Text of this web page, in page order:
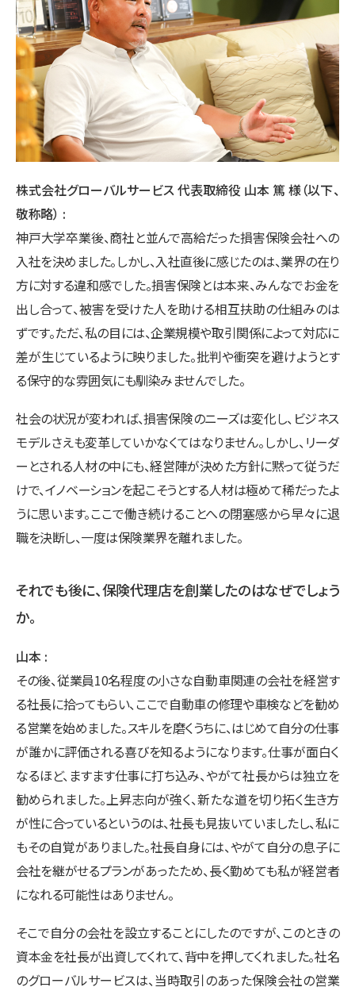
株式会社グローバルサービス 代表取締役 山本 篤 様（以下、
敬称略）
神戸大学卒業後、商社と並んで高給だった損害保険会社への
入社を決めました。しかし、入社直後に感じたのは、業界の在り
方に対する違和感でした。損害保険とは本来、みんなでお金を
出し合って、被害を受けた人を助ける相互扶助の仕組みのは
ずです。ただ、私の目には、企業規模や取引関係によって対応に
差が生じているように映りました。批判や衝突を避けようとす
る保守的な雰囲気にも馴染みませんでした。
社会の状況が変われば、損害保険のニーズは変化し、ビジネス
モデルさえも変革していかなくてはなりません。しかし、リーダ
ーとされる人材の中にも、経営陣が決めた方針に黙って従うだ
けで、イノベーションを起こそうとする人材は極めて稀だったよ
うに思います。ここで働き続けることへの閉塞感から早々に退
職を決断し、一度は保険業界を離れました。
それでも後に、保険代理店を創業したのはなぜでしょう
か。
山本
その後、従業員10名程度の小さな自動車関連の会社を経営す
る社長に拾ってもらい、ここで自動車の修理や車検などを勧め
る営業を始めました。スキルを磨くうちに、はじめて自分の仕事
が誰かに評価される喜びを知るようになります。仕事が面白く
なるほど、ますます仕事に打ち込み、やがて社長からは独立を
勧められました。上昇志向が強く、新たな道を切り拓く生き方
が性に合っているというのは、社長も見抜いていましたし、私に
もその自覚がありました。社長自身には、やがて自分の息子に
会社を継がせるプランがあったため、長く勤めても私が経営者
になれる可能性はありません。
そこで自分の会社を設立することにしたのですが、このときの
資本金を社長が出資してくれて、背中を押してくれました。社名
のグローバルサービスは、当時取引のあった保険会社の営業